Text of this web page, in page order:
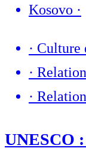
Kosovo ·
· Culture
·
·
UNESCO :